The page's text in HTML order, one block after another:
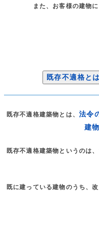
また、お客様の建物
既存不適格と
既存不適格建築物とは、 法令
建物
既存不適格建築物というのは
既に建っている建物のうち、